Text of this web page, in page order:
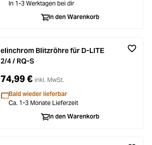
In 1-3 Werktagen bei dir
In den Warenkorb
elinchrom Blitzröhre für D-LITE
2/4 / RQ-S
74,99 € inkl. MwSt.
Bald wieder lieferbar
Ca. 1-3 Monate Lieferzeit
In den Warenkorb